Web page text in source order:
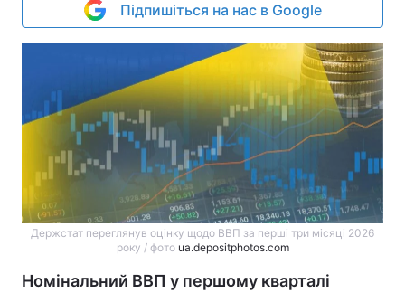
Підпишіться на нас в Google
Держстат переглянув оцінку щодо ВВП за перші три місяці 2026
року / фото ua.depositphotos.com
Номінальний ВВП у першому кварталі